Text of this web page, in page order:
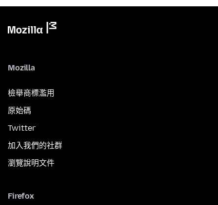
Mozilla
檢舉商標濫用
原始碼
Twitter
加入我們的社群
瀏覽說明文件
Firefox